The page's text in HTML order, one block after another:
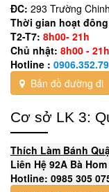
ĐC: 293 Trường
Thời gian hoạt
T2-T7: 8h00- 21h
Chủ nhật: 8h00 - 21h
Hotline :
Bản đồ đường đi
Cơ sở LK 3:
Thích Làm Bánh
Liên Hệ 92A Bà
Hotline: 0985 305